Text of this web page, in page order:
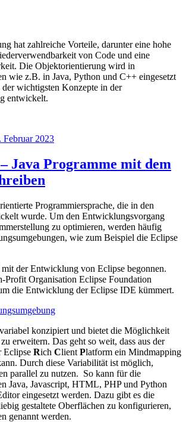
hat zahlreiche Vorteile, darunter eine hohe
von Code und eine
Die Objektorientierung wird in
wie z.B. in Java, Python und C++ eingesetzt
der wichtigsten Konzepte in der
entwickelt.
Februar 2023
Java Programme mit dem
Programmiersprache, die in den
wurde. Um den Entwicklungsvorgang
zu optimieren, werden häufig
wie zum Beispiel die Eclipse
der Entwicklung von Eclipse begonnen.
Profit Organisation Eclipse Foundation
die Entwicklung der Eclipse IDE kümmert.
konzipiert und bietet die Möglichkeit
erweitern. Das geht so weit, dass aus der
Eclipse Rich Client Platform ein Mindmapping
Durch diese Variabilität ist möglich,
parallel zu nutzen. So kann für die
Java, Javascript, HTML, PHP und Python
eingesetzt werden. Dazu gibt es die
gestaltete Oberflächen zu konfigurieren,
genannt werden.